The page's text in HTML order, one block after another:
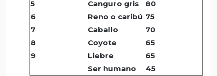
5 Canguro gris
80
6
Reno o caribú 75
7
Caballo
70
8
Coyote
65
9
Liebre
65
Ser humano
45